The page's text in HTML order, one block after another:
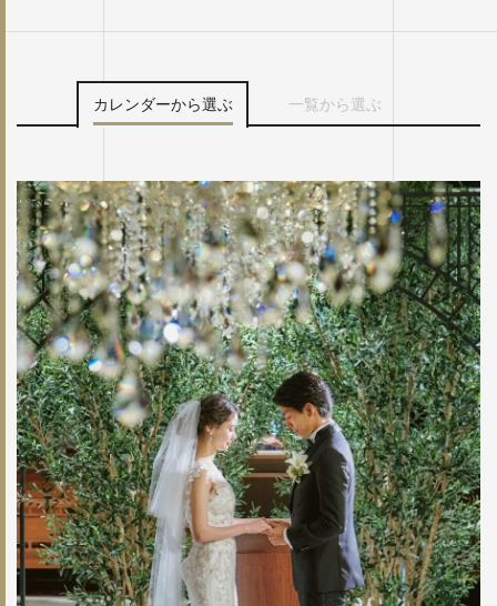
カレンダーから選ぶ 一覧から選ぶ